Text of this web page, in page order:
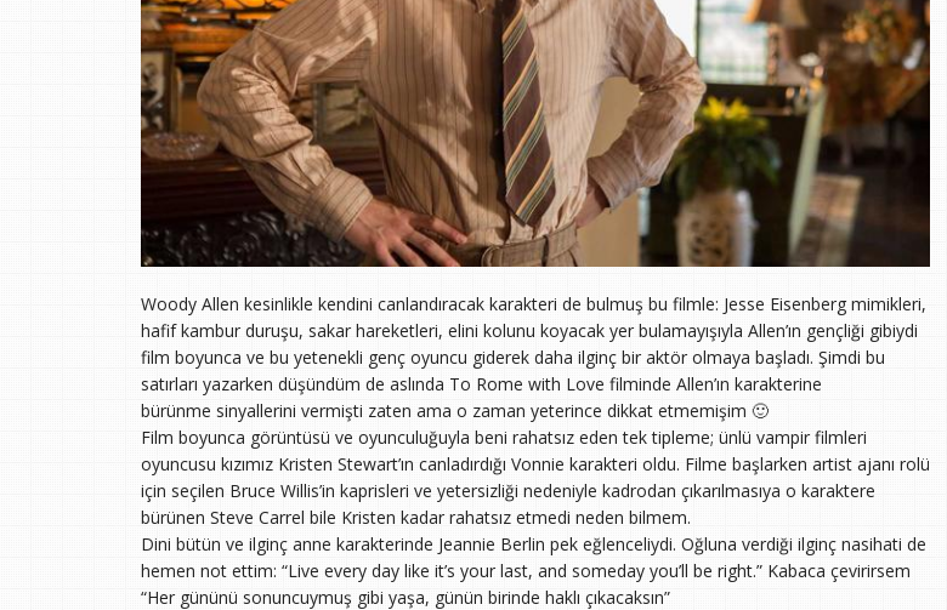
Woody Allen kesinlikle kendini canlandıracak karakteri de bulmuş bu filmle: Jesse Eisenberg mimikleri,
hafif kambur duruşu, sakar hareketleri, elini kolunu koyacak yer bulamayışıyla Allen’ın gençliği gibiydi
film boyunca ve bu yetenekli genç oyuncu giderek daha ilginç bir aktör olmaya başladı. Şimdi bu
satırları yazarken düşündüm de aslında To Rome with Love filminde Allen’ın karakterine
bürünme sinyallerini vermişti zaten ama o zaman yeterince dikkat etmemişim 🙂
Film boyunca görüntüsü ve oyunculuğuyla beni rahatsız eden tek tipleme; ünlü vampir filmleri
oyuncusu kızımız Kristen Stewart’ın canladırdığı Vonnie karakteri oldu. Filme başlarken artist ajanı rolü
için seçilen Bruce Willis’in kaprisleri ve yetersizliği nedeniyle kadrodan çıkarılmasıya o karaktere
bürünen Steve Carrel bile Kristen kadar rahatsız etmedi neden bilmem.
Dini bütün ve ilginç anne karakterinde Jeannie Berlin pek eğlenceliydi. Oğluna verdiği ilginç nasihati de
hemen not ettim: “Live every day like it’s your last, and someday you’ll be right.” Kabaca çevirirsem
“Her gününü sonuncuymuş gibi yaşa, günün birinde haklı çıkacaksın”